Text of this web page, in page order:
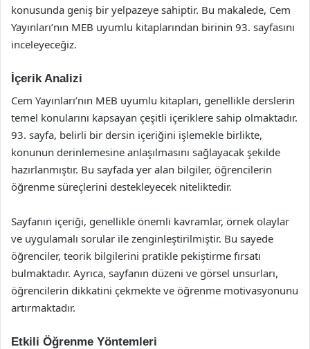
konusunda geniş bir yelpazeye sahiptir. Bu makalede, Cem
Yayınları’nın MEB uyumlu kitaplarından birinin 93. sayfasını
inceleyeceğiz.
İçerik Analizi
Cem Yayınları’nın MEB uyumlu kitapları, genellikle derslerin
temel konularını kapsayan çeşitli içeriklere sahip olmaktadır.
93. sayfa, belirli bir dersin içeriğini işlemekle birlikte,
konunun derinlemesine anlaşılmasını sağlayacak şekilde
hazırlanmıştır. Bu sayfada yer alan bilgiler, öğrencilerin
öğrenme süreçlerini destekleyecek niteliktedir.
Sayfanın içeriği, genellikle önemli kavramlar, örnek olaylar
ve uygulamalı sorular ile zenginleştirilmiştir. Bu sayede
öğrenciler, teorik bilgilerini pratikle pekiştirme fırsatı
bulmaktadır. Ayrıca, sayfanın düzeni ve görsel unsurları,
öğrencilerin dikkatini çekmekte ve öğrenme motivasyonunu
artırmaktadır.
Etkili Öğrenme Yöntemleri